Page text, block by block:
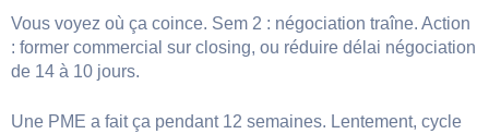
Vous voyez où ça coince. Sem 2 : négociation traîne. Action
: former commercial sur closing, ou réduire délai négociation
de 14 à 10 jours.
Une PME a fait ça pendant 12 semaines. Lentement, cycle